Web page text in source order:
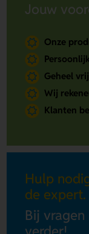
Jouw
Onze
Geheel
Wij
Klanten
Hulp
de expert.
Bij